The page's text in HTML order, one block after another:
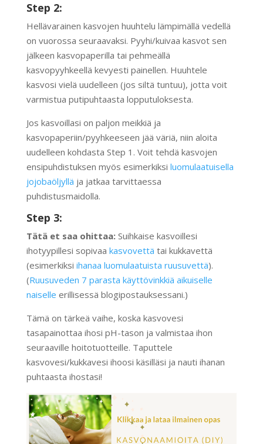
Step 2:
Hellävarainen kasvojen huuhtelu lämpimällä vedellä
on vuorossa seuraavaksi. Pyyhi/kuivaa kasvot sen
jälkeen kasvopaperilla tai pehmeällä
kasvopyyhkeellä kevyesti painellen. Huuhtele
kasvosi vielä uudelleen (jos siltä tuntuu), jotta voit
varmistua putipuhtaasta lopputuloksesta.
Jos kasvoillasi on paljon meikkiä ja
kasvopaperiin/pyyhkeeseen jää väriä, niin aloita
uudelleen kohdasta Step 1. Voit tehdä kasvojen
ensipuhdistuksen myös esimerkiksi luomulaatuisella
jojobaöljyllä ja jatkaa tarvittaessa
puhdistusmaidolla.
Step 3:
Tätä et saa ohittaa:Suihkaise kasvoillesi
ihotyypillesi sopivaa kasvovettä tai kukkavettä
(esimerkiksi ihanaa luomulaatuista ruusuvettä).
(Ruusuveden 7 parasta käyttövinkkiä aikuiselle
naiselle erillisessä blogipostauksessani.)
Tämä on tärkeä vaihe, koska kasvovesi
tasapainottaa ihosi pH-tason ja valmistaa ihon
seuraaville hoitotuotteille. Taputtele
kasvovesi/kukkavesi ihoosi käsilläsi ja nauti ihanan
puhtaasta ihostasi!